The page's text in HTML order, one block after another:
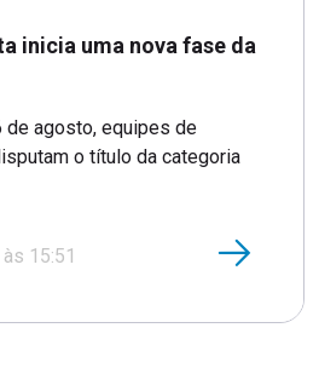
inicia uma nova fase da
de agosto, equipes de
o título da categoria
15:51